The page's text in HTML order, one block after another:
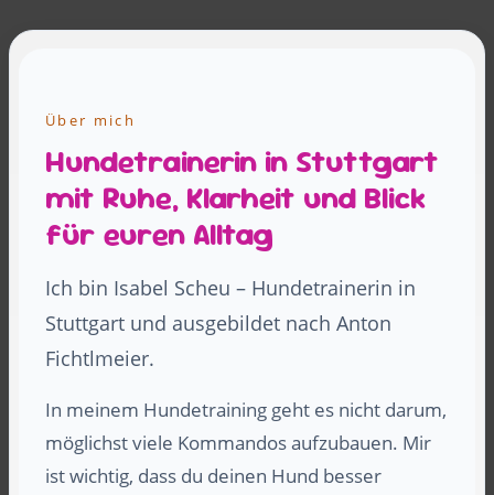
Über mich
Hundetrainerin in Stuttgart
mit Ruhe, Klarheit und Blick
für euren Alltag
Ich bin Isabel Scheu – Hundetrainerin in
Stuttgart und ausgebildet nach Anton
Fichtlmeier.
In meinem Hundetraining geht es nicht darum,
möglichst viele Kommandos aufzubauen. Mir
ist wichtig, dass du deinen Hund besser